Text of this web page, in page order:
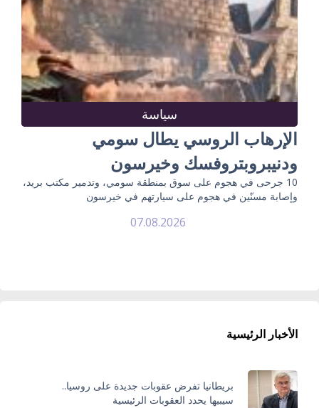
سياسة
الإرهاب الروسي يطال سومي
ودنيبروبتروفسك وخيرسون
10 جرحى في هجوم على سوق بمنطقة سومي، وتدمير مكتب بريد،
وإصابة مسنّين في هجوم على سيارتهم في خيرسون
07.08.2026
الأخبار الرئيسية
بريطانيا تفرض عقوبات جديدة على روسيا..
سيبيها يحدد العقوبات الرئيسية